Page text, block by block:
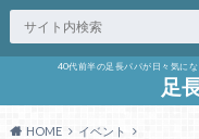
40代前半の足長パパが日々気に
足
HOME
イベント